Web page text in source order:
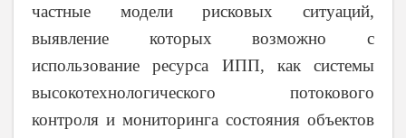
частные модели рисковых ситуаций,
выявление которых возможно с
использование ресурса ИПП, как системы
высокотехнологического потокового
контроля и мониторинга состояния объектов